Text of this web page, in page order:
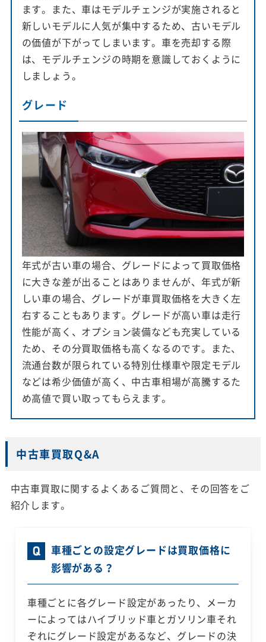
ます。また、車はモデルチェンジが実施されると
新しいモデルに人気が集中するため、古いモデル
の価値が下がってしまいます。車を売却する際
は、モデルチェンジの時期を意識しておくように
しましょう。
グレード
年式が古い車の場合、グレードによって買取価格
に大きな差が出ることはありませんが、年式が新
しい車の場合、グレードが車買取価格を大きく左
右することもあります。グレードが高い車は走行
性能が高く、オプション装備なども充実している
ため、その分買取価格も高くなるのです。また、
流通台数が限られている特別仕様車や限定モデル
などは希少価値が高く、中古車相場が高騰するた
め高値で買い取ってもらえます。
中古車買取Q&A
中古車買取に関するよくあるご質問と、その回答をご
紹介します。
車種ごとの設定グレードは買取価格に
影響がある？
車種ごとに各グレード設定があったり、メーカ
ーによってはハイブリッド車とガソリン車それ
ぞれにグレード設定があるなど、グレードの決